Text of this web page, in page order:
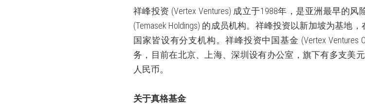
祥峰投资 (Vertex Ventures) 成立于1988年，是亚洲最早的风
(Temasek Holdings) 的成员机构。祥峰投资以新加坡为基地
国家皆设有分支机构。祥峰投资中国基金 (Vertex Ventures
务，目前在北京、上海、深圳设有办公室，旗下有多支美
人民币。
关于真格基金